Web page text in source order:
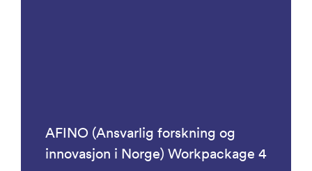
AFINO (Ansvarlig forskning og
innovasjon i Norge) Workpackage 4